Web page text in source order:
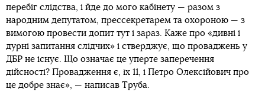
перебіг слідства, і йде до мого кабінету — разом з
народним депутатом, прессекретарем та охороною — з
вимогою провести допит тут і зараз. Каже про «дивні і
дурні запитання слідчих» і стверджує, що проваджень у
ДБР не існує. Що означає це уперте заперечення
дійсності? Провадження є, їх 11, і Петро Олексійович про
це добре знає», — написав Труба.